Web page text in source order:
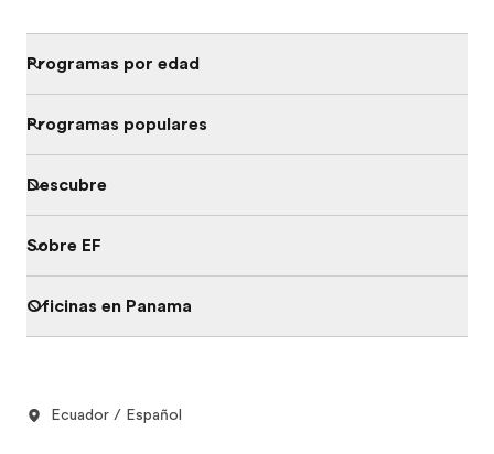
Programas por edad
Programas populares
Descubre
Sobre EF
Oficinas en Panama
Ecuador / Español